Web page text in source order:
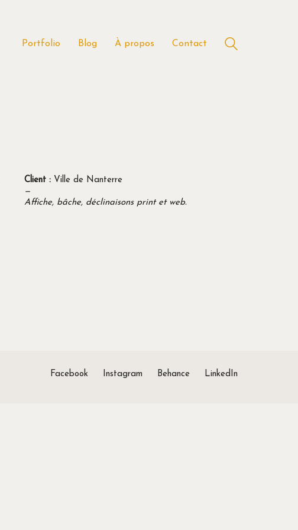
Portfolio Blog À propos Contact
Client : Ville de Nanterre
—
Affiche, bâche, déclinaisons print et web.
Facebook Instagram Behance LinkedIn